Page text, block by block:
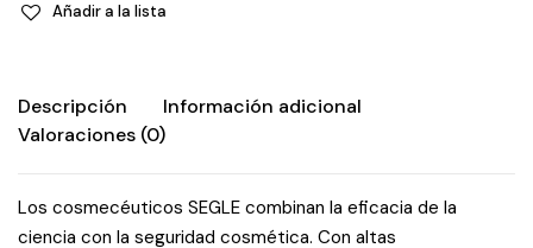
Añadir a la lista
Descripción
Información adicional
Valoraciones (0)
Los cosmecéuticos SEGLE combinan la eficacia de la
ciencia con la seguridad cosmética. Con altas